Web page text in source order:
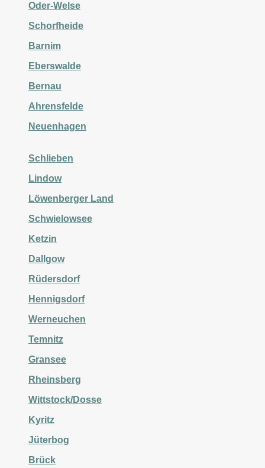
Oder-Welse
Schorfheide
Barnim
Eberswalde
Bernau
Ahrensfelde
Neuenhagen
Schlieben
Lindow
Löwenberger Land
Schwielowsee
Ketzin
Dallgow
Rüdersdorf
Hennigsdorf
Werneuchen
Temnitz
Gransee
Rheinsberg
Wittstock/Dosse
Kyritz
Jüterbog
Brück